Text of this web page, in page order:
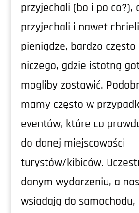
przyjechali (bo i po co?),
przyjechali i nawet
pieniądze, bardzo
niczego, gdzie istotną
mogliby zostawić.
mamy często w
eventów, które co
do danej miejscowości
turystów/kibiców.
danym wydarzeniu, a
wsiadają do samochodu,